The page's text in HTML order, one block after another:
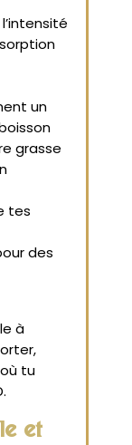
un
grasse
tes
des
à
tu
et